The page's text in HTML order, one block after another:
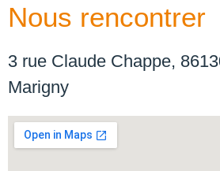
Nous rencontrer
3 rue Claude Chappe,
Marigny